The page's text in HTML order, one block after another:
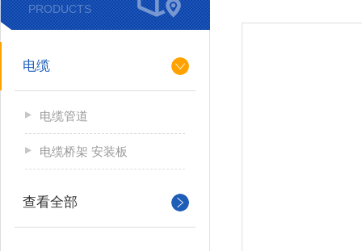
PRODUCTS
电缆
电缆管道
电缆桥架 安装板
查看全部